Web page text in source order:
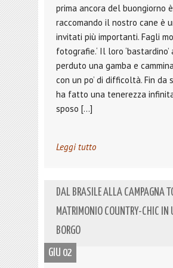
prima ancora del buongiorno
raccomando il nostro cane è
invitati più importanti. Fagli
fotografie.‘ Il loro ‘bastardino’
perduto una gamba e
con un po’ di difficoltà. Fin da
ha fatto una tenerezza
sposo […]
Leggi tutto
DAL BRASILE ALLA CAMPAGNA
MATRIMONIO COUNTRY-CHIC IN
BORGO
GIU 02